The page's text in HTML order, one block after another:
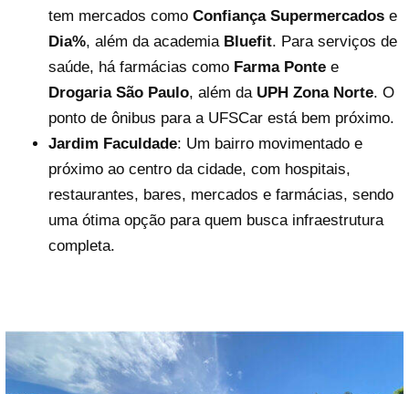
tem mercados como Confiança Supermercadose
Dia%, além da academia Bluefit. Para serviços de
saúde, há farmácias como Farma Pontee
Drogaria São Paulo, além da UPH Zona Norte. O
ponto de ônibus para a UFSCar está bem próximo.
Jardim Faculdade: Um bairro movimentado e
próximo ao centro da cidade, com hospitais,
restaurantes, bares, mercados e farmácias, sendo
uma ótima opção para quem busca infraestrutura
completa.